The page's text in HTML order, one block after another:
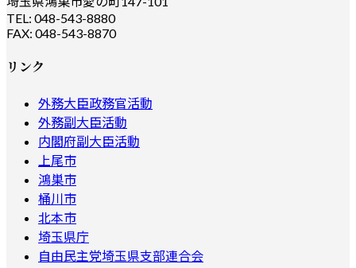
TEL: 048-543-8880
FAX: 048-543-8870
リンク
外務大臣政務官活動
外務副大臣活動
内閣府副大臣活動
上尾市
鴻巣市
桶川市
北本市
埼玉県庁
自由民主党埼玉県支部連合会